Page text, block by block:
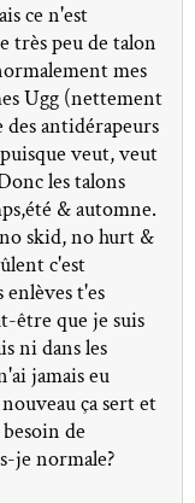
ce n'est
très peu de talon
mes
Ugg (nettement
des antidérapeurs
veut, veut
les talons
& automne.
skid, no hurt &
c'est
t'es
être que je suis
ni dans les
jamais eu
ça sert et
de
je normale?